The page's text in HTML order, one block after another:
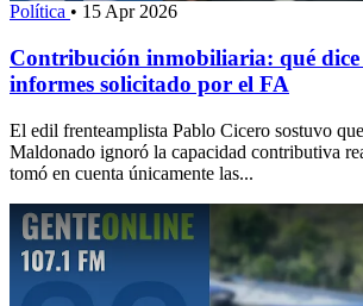
Política • 15 Apr 2026
Contribución inmobiliaria: qué dice
informes solicitado por el FA
El edil frenteamplista Pablo Cicero sostuvo
Maldonado ignoró la capacidad contributiva
tomó en cuenta únicamente las...